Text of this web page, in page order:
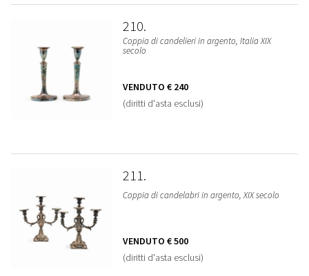
210
Coppia di candelieri in argento, Italia XIX
secolo
VENDUTO € 240
(diritti d'asta esclusi)
211
Coppia di candelabri in argento, XIX secolo
VENDUTO € 500
(diritti d'asta esclusi)